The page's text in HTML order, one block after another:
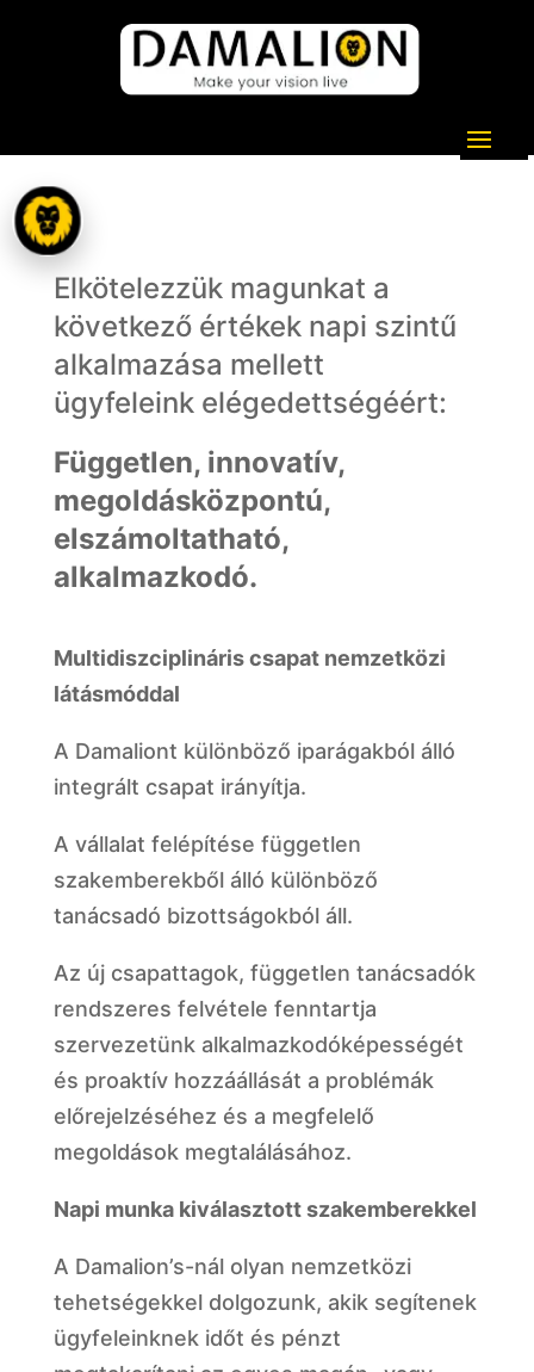
Elkötelezzük magunkat a
következő értékek napi szintű
alkalmazása mellett
ügyfeleink elégedettségéért:
Független, innovatív,
megoldásközpontú,
elszámoltatható,
alkalmazkodó.
Multidiszciplináris csapat nemzetközi
látásmóddal
A Damaliont különböző iparágakból álló
integrált csapat irányítja.
A vállalat felépítése független
szakemberekből álló különböző
tanácsadó bizottságokból áll.
Az új csapattagok, független tanácsadók
rendszeres felvétele fenntartja
szervezetünk alkalmazkodóképességét
és proaktív hozzáállását a problémák
előrejelzéséhez és a megfelelő
megoldások megtalálásához.
Napi munka kiválasztott szakemberekkel
A Damalion’s-nál olyan nemzetközi
tehetségekkel dolgozunk, akik segítenek
ügyfeleinknek időt és pénzt